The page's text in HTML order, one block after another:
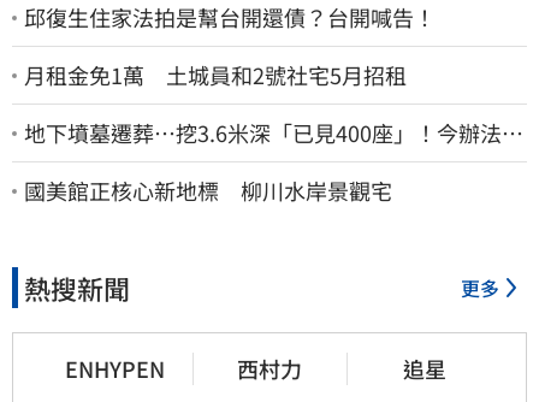
邱復生住家法拍是幫台開還債？台開喊告！
月租金免1萬 土城員和2號社宅5月招租
地下墳墓遷葬…挖3.6米深「已見400座」！今辦法會
安撫祖先
國美館正核心新地標 柳川水岸景觀宅
熱搜新聞 更多
ENHYPEN 西村力 追星